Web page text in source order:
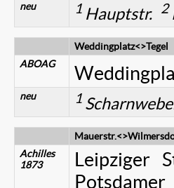
neu 1 Hauptstr. 2
Weddingplatz<>Tegel
ABOAG
neu 1
Achilles
1873
Leipziger